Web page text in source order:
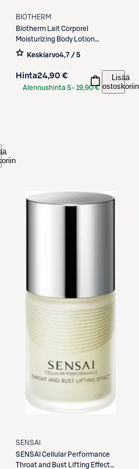
BIOTHERM
Biotherm
Lait Corporel
Moisturizing Body Lotion
vartaloemulsio 400 ml
Keskiarvo4,7 / 5
Hinta24,90 €
Alennushinta S-19,90 €
Lisää
ostoskoriin
SENSAI
SENSAI Cellular Performance
Throat and Bust Lifting Effect